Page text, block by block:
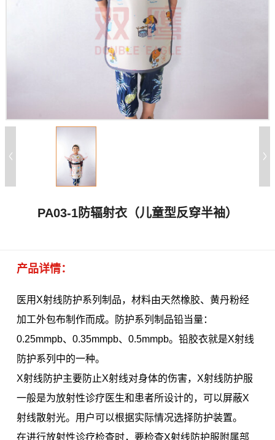
PA03-1防辐射衣（儿童型反穿半袖）
产品详情：
医用X射线防护系列制品，材料由天然橡胶、黄丹粉经
加工外包布制作而成。防护系列制品铅当量：
0.25mmpb、0.35mmpb、0.5mmpb。铅胶衣就是X射线
防护系列中的一种。
X射线防护主要防止X射线对身体的伤害，X射线防护服
一般是为放射性诊疗医生和患者所设计的，可以屏蔽X
射线散射光。用户可以根据实际情况选择防护装置。
在进行放射性诊疗检查时，要检查X射线防护服附属部
扫描微信二维码